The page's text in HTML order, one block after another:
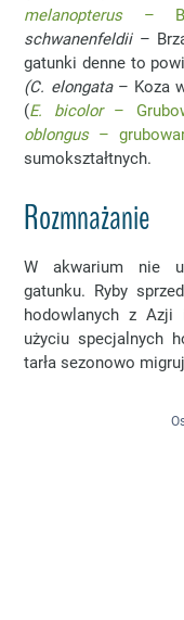
melanopterus–
schwanenfeldii–
gatunki denne to
(C. elongata – Koza
(E. bicolor–
oblongus–
sumokształtnych.
Rozmnażanie
W akwarium nie
gatunku. Ryby
hodowlanych z Azji
użyciu specjalnych
tarła sezonowo